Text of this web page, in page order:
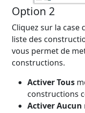
Option 2
Cliquez sur la case
liste des
vous permet de
constructions.
Activer Tous
constructions
Activer Aucun